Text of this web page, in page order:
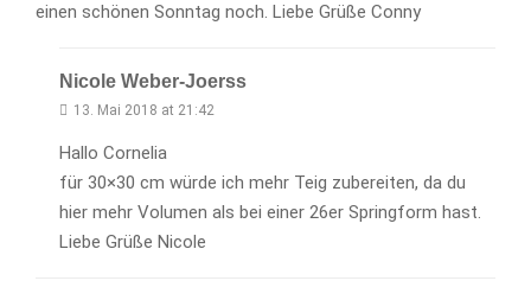
einen schönen Sonntag noch. Liebe Grüße Conny
Nicole Weber-Joerss
13. Mai 2018 at 21:42
Hallo Cornelia
für 30×30 cm würde ich mehr Teig zubereiten, da du
hier mehr Volumen als bei einer 26er Springform hast.
Liebe Grüße Nicole